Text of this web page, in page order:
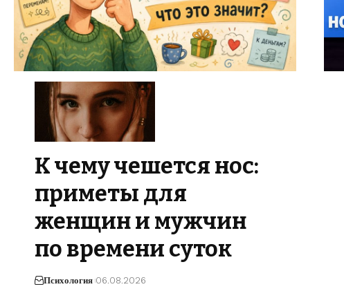
К чему чешется нос:
приметы для
женщин и мужчин
по времени суток
Психология 06.08.2026